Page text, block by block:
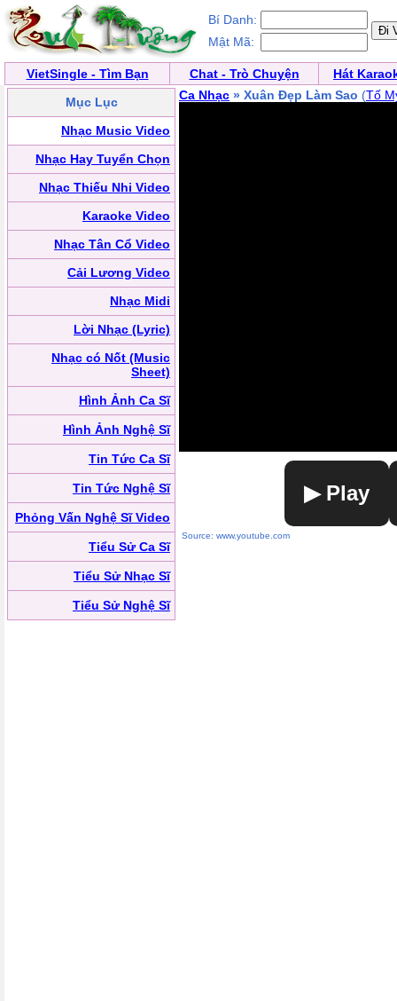
Bí Danh:
Mật Mã:
VietSingle - Tìm Bạn Chat - Trò Chuyện
Hát
Mục Lục
Nhạc Music Video
Nhạc Hay Tuyển Chọn
Nhạc Thiếu Nhi Video
Karaoke Video
Nhạc Tân Cổ Video
Cải Lương Video
Nhạc Midi
Lời Nhạc (Lyric)
Nhạc có Nốt (Music
Sheet)
Hình Ảnh Ca Sĩ
Hình Ảnh Nghệ Sĩ
Tin Tức Ca Sĩ
Tin Tức Nghệ Sĩ
Phỏng Vấn Nghệ Sĩ Video
Tiểu Sử Ca Sĩ
Tiểu Sử Nhạc Sĩ
Tiểu Sử Nghệ Sĩ
Ca Nhạc » Xuân Đẹp Làm Sao (Tố
▶ Play
Source: www.youtube.com